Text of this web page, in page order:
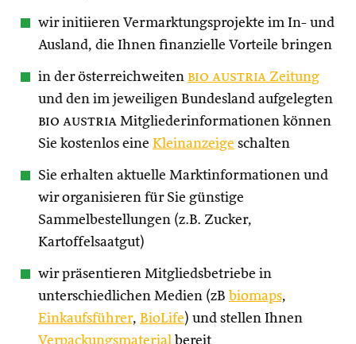
wir initiieren Vermarktungsprojekte im In- und
Ausland, die Ihnen finanzielle Vorteile bringen
in der österreichweiten bio austria Zeitung
und den im jeweiligen Bundesland aufgelegten
bio austria Mitgliederinformationen können
Sie kostenlos eine Kleinanzeige schalten
Sie erhalten aktuelle Marktinformationen und
wir organisieren für Sie günstige
Sammelbestellungen (z.B. Zucker,
Kartoffelsaatgut)
wir präsentieren Mitgliedsbetriebe in
unterschiedlichen Medien (zB biomaps,
Einkaufsführer, BioLife) und stellen Ihnen